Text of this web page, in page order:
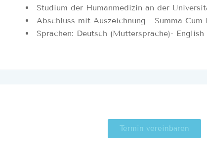
Studium der Humanmedizin an der
Abschluss mit Auszeichnung - Summa
Sprachen: Deutsch (Muttersprache)-
Termin vereinbaren